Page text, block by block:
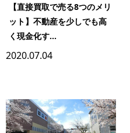
【直接買取で売る8つのメリ
ット】不動産を少しでも高
く現金化す...
2020.07.04